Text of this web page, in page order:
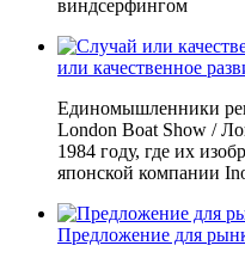
виндсерфингом
или качественное
Единомышленники
London Boat Show /
1984 году, где их
японской компании
Предложение для